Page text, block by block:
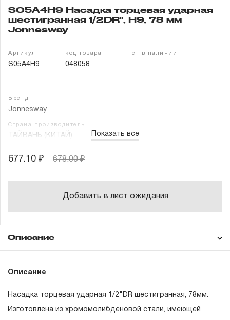
Контакты
S05A4H9 Насадка торцевая ударная
шестигранная 1/2DR", H9, 78 мм
Jonnesway
Артикул
S05A4H9
код товара
048058
нет в наличии
Бренд
Jonnesway
Страна производитель
ТАЙВАНЬ (КИТАЙ) Показать все
677.10 ₽ 678.00 ₽
Добавить в лист ожидания
Описание
Описание
Насадка торцевая ударная 1/2"DR шестигранная, 78мм.
Изготовлена из хромомолибденовой стали, имеющей